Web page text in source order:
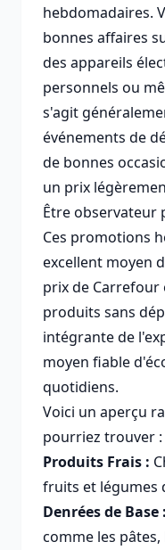
hebdomadaires.
bonnes affaires
des appareils
personnels ou
s'agit
événements de
de bonnes
un prix
Être observateur
Ces promotions
excellent moyen
prix de Carrefour
produits sans
intégrante de
moyen fiable
quotidiens.
Voici un aperçu
pourriez trouver :
Produits Frais :
fruits et légumes
Denrées de Base :
comme les pâtes,